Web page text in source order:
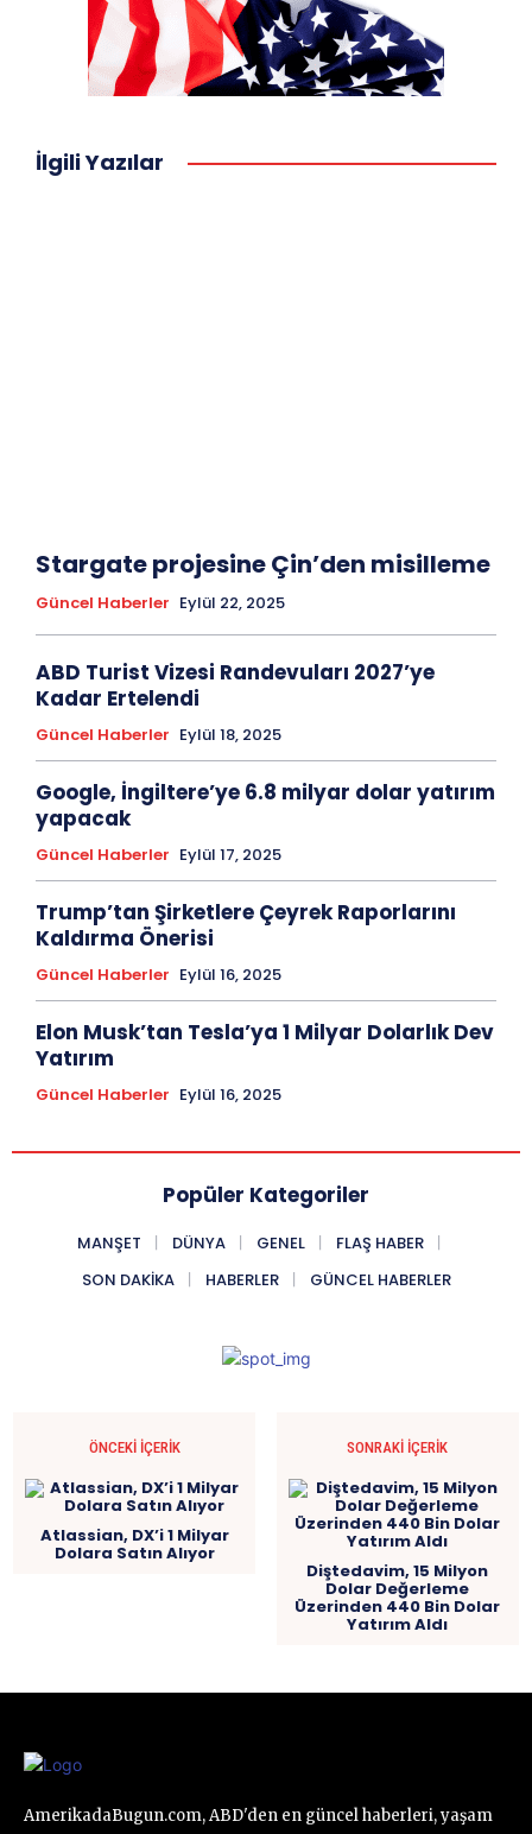
İlgili Yazılar
Stargate projesine Çin’den misilleme
Güncel Haberler Eylül 22, 2025
ABD Turist Vizesi Randevuları 2027’ye
Kadar Ertelendi
Güncel Haberler Eylül 18, 2025
Google, İngiltere’ye 6.8 milyar dolar yatırım
yapacak
Güncel Haberler Eylül 17, 2025
Trump’tan Şirketlere Çeyrek Raporlarını
Kaldırma Önerisi
Güncel Haberler Eylül 16, 2025
Elon Musk’tan Tesla’ya 1 Milyar Dolarlık Dev
Yatırım
Güncel Haberler Eylül 16, 2025
Popüler Kategoriler
MANŞET DÜNYA GENEL
FLAŞ HABER
SON DAKIKA
HABERLER GÜNCEL HABERLER
ÖNCEKI İÇERIK
Atlassian, DX’i 1 Milyar
Dolara Satın Alıyor
SONRAKI İÇERIK
Diştedavim, 15 Milyon
Dolar Değerleme
Üzerinden 440 Bin Dolar
Yatırım Aldı
AmerikadaBugun.com, ABD'den en güncel haberleri, yaşam